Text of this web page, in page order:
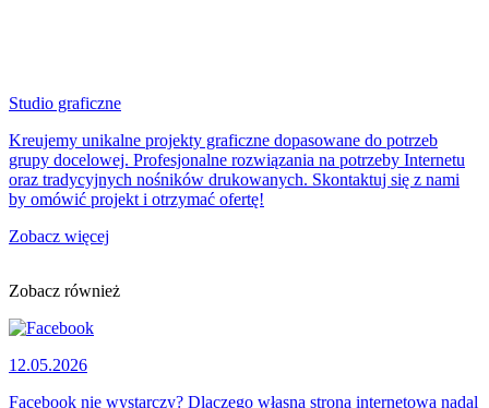
Studio graficzne
Kreujemy unikalne projekty graficzne dopasowane do potrzeb
grupy docelowej. Profesjonalne rozwiązania na potrzeby Internetu
oraz tradycyjnych nośników drukowanych. Skontaktuj się z nami
by omówić projekt i otrzymać ofertę!
Zobacz więcej
Zobacz również
12.05.2026
Facebook nie wystarczy? Dlaczego własna strona internetowa nadal